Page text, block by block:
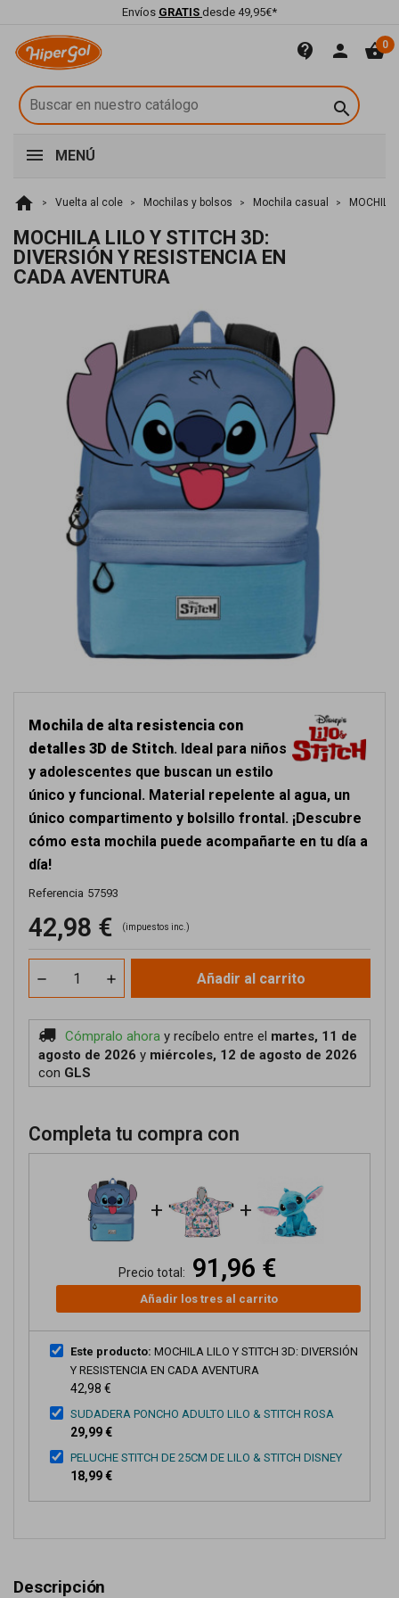
Envíos GRATIS desde 49,95€*
contact_support person shopping_basket0

MENÚ
home Vuelta al cole Mochilas y bolsos Mochila casual MOCHILA
MOCHILA LILO Y STITCH 3D:
DIVERSIÓN Y RESISTENCIA EN
CADA AVENTURA
Mochila de alta resistencia con
detalles 3D de Stitch. Ideal para niños
y adolescentes que buscan un estilo
único y funcional. Material repelente al agua, un
único compartimento y bolsillo frontal. ¡Descubre
cómo esta mochila puede acompañarte en tu día a
día!
Referencia 57593
42,98 € (impuestos inc.)
Añadir al carrito
Cómpralo ahora y recíbelo entre el martes, 11 de
agosto de 2026 y miércoles, 12 de agosto de 2026
con GLS
Completa tu compra con
+ +
Precio total: 91,96 €
Añadir los tres al carrito
Este producto: MOCHILA LILO Y STITCH 3D: DIVERSIÓN
Y RESISTENCIA EN CADA AVENTURA
42,98 €
SUDADERA PONCHO ADULTO LILO & STITCH ROSA
29,99 €
PELUCHE STITCH DE 25CM DE LILO & STITCH DISNEY
18,99 €
Descripción